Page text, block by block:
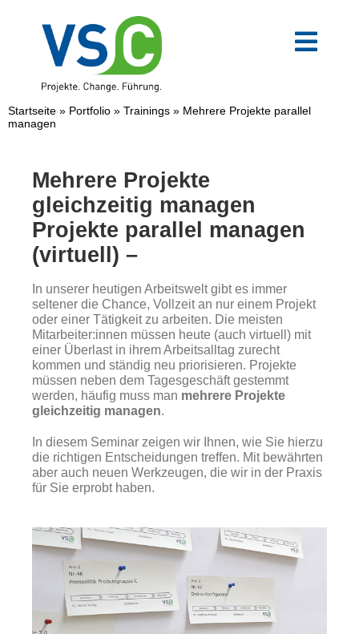
springen
VSC-Team
Verwaltung
Digitale Transformation
Weiterbildungen
Blog
Startseite » Portfolio » Trainings » Mehrere Projekte parallel
managen
Mehrere Projekte
gleichzeitig managen
Projekte parallel managen
(virtuell) –
In unserer heutigen Arbeitswelt gibt es immer
seltener die Chance, Vollzeit an nur einem Projekt
oder einer Tätigkeit zu arbeiten. Die meisten
Mitarbeiter:innen müssen heute (auch virtuell) mit
einer Überlast in ihrem Arbeitsalltag zurecht
kommen und ständig neu priorisieren. Projekte
müssen neben dem Tagesgeschäft gestemmt
werden, häufig muss man mehrere Projekte
gleichzeitig managen.
In diesem Seminar zeigen wir Ihnen, wie Sie hierzu
die richtigen Entscheidungen treffen. Mit bewährten
aber auch neuen Werkzeugen, die wir in der Praxis
für Sie erprobt haben.